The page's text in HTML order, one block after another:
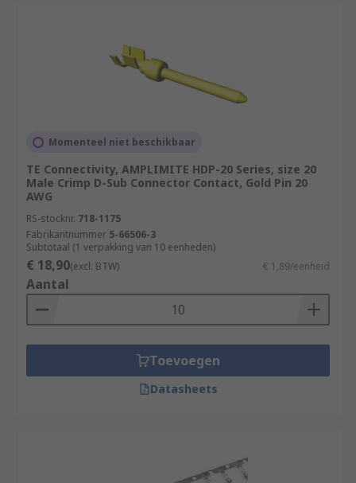
Momenteel niet beschikbaar
TE Connectivity, AMPLIMITE HDP-20 Series, size 20
Male Crimp D-Sub Connector Contact, Gold Pin 20
AWG
RS-stocknr. 718-1175
Fabrikantnummer 5-66506-3
Subtotaal (1 verpakking van 10 eenheden)
€ 18,90(excl. BTW) € 1,89/eenheid
Aantal
Toevoegen
Datasheets